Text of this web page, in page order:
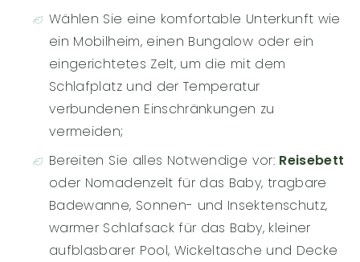
Wählen Sie eine komfortable Unterkunft wie
ein Mobilheim, einen Bungalow oder ein
eingerichtetes Zelt, um die mit dem
Schlafplatz und der Temperatur
verbundenen Einschränkungen zu
vermeiden;
Bereiten Sie alles Notwendige vor: Reisebett
oder Nomadenzelt für das Baby, tragbare
Badewanne, Sonnen- und Insektenschutz,
warmer Schlafsack für das Baby, kleiner
aufblasbarer Pool, Wickeltasche und Decke